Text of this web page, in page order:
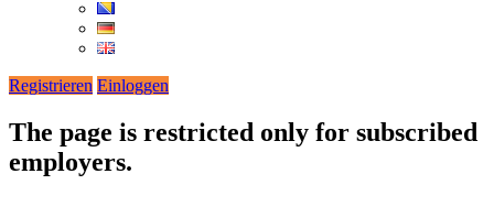
Registrieren Einloggen
The page is restricted only for subscribed
employers.